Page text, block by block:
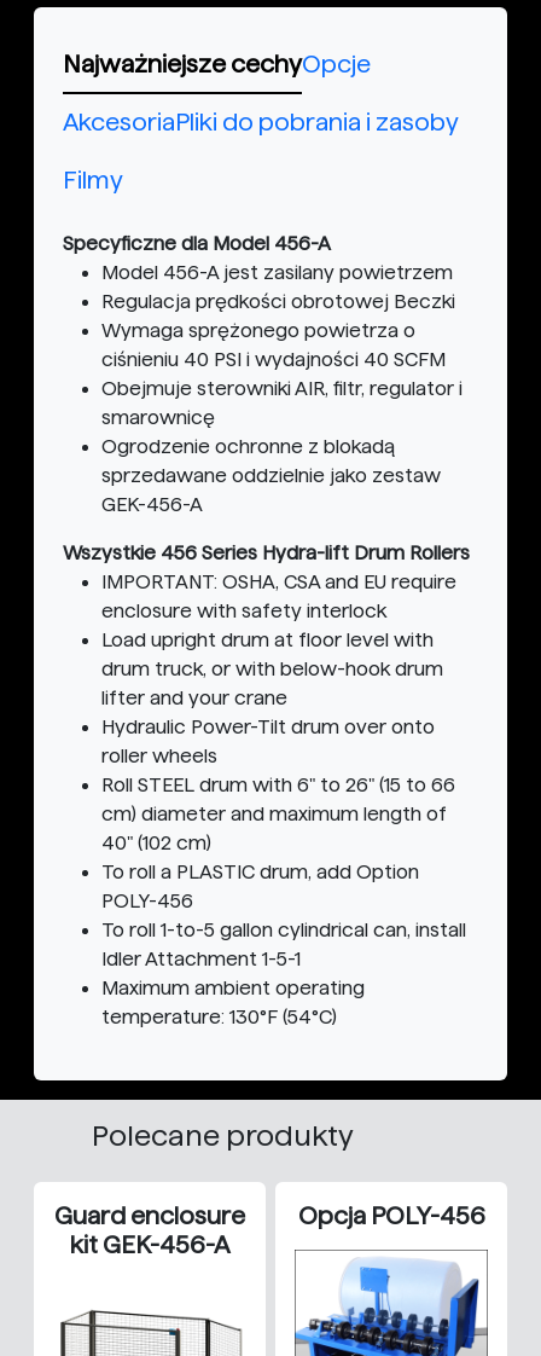
Najważniejsze cechyOpcje
AkcesoriaPliki do pobrania i zasoby
Filmy
Specyficzne dla Model 456-A
Model 456-A jest zasilany powietrzem
Regulacja prędkości obrotowej Beczki
Wymaga sprężonego powietrza o
ciśnieniu 40 PSI i wydajności 40 SCFM
Obejmuje sterowniki AIR, filtr, regulator i
smarownicę
Ogrodzenie ochronne z blokadą
sprzedawane oddzielnie jako zestaw
GEK-456-A
Wszystkie 456 Series Hydra-lift Drum Rollers
IMPORTANT: OSHA, CSA and EU require
enclosure with safety interlock
Load upright drum at floor level with
drum truck, or with below-hook drum
lifter and your crane
Hydraulic Power-Tilt drum over onto
roller wheels
Roll STEEL drum with 6" to 26" (15 to 66
cm) diameter and maximum length of
40" (102 cm)
To roll a PLASTIC drum, add Option
POLY-456
To roll 1-to-5 gallon cylindrical can, install
Idler Attachment 1-5-1
Maximum ambient operating
temperature: 130°F (54°C)
Polecane produkty
Guard enclosure
kit GEK-456-A
Opcja POLY-456